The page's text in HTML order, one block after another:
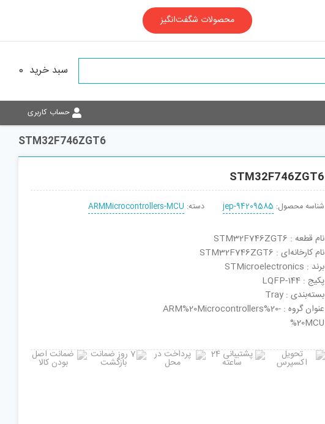
محصولات شگفت‌انگیز
سبد خرید 0
حساب کاربری
STM32F746ZGT6
STM32F746ZGT6
شناسه محصول: jep-94209585 دسته: ARMMicrocontrollers-MCU
نام قطعه : STM32F746ZGT6
نام کارخانه‌ای : STM32F746ZGT6
برند : STMicroelectronics
پکیج : LQFP-144
بسته‌بندی : Tray
عنوان گروه : ARM%20Microcontrollers%20-
%20MCU